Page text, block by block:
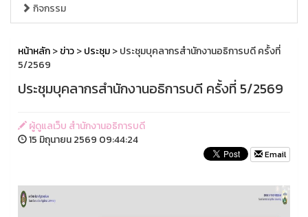
กิจกรรม
หน้าหลัก>ข่าว>ประชุม> ประชุมบุคลากรสำนักงานอธิการบดี ครั้งที่
5/2569
ประชุมบุคลากรสำนักงานอธิการบดี ครั้งที่ 5/2569
ผู้ดูแลเว็บ สำนักงานอธิการบดี
15 มิถุนายน 2569 09:44:24
Email